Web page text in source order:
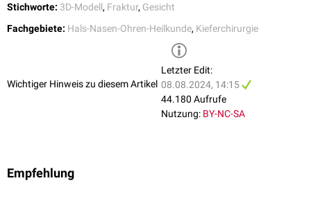
Tripod-Fraktur
Blow-out-Fraktur
Nasenbeinfraktur
Stichworte: 3D-Modell, Fraktur, Gesicht
Fachgebiete: Hals-Nasen-Ohren-Heilkunde, Kieferchirurgie
Wichtiger Hinweis zu diesem Artikel
Letzter Edit:
08.08.2024, 14:15
44.180 Aufrufe
Nutzung: BY-NC-SA
Empfehlung